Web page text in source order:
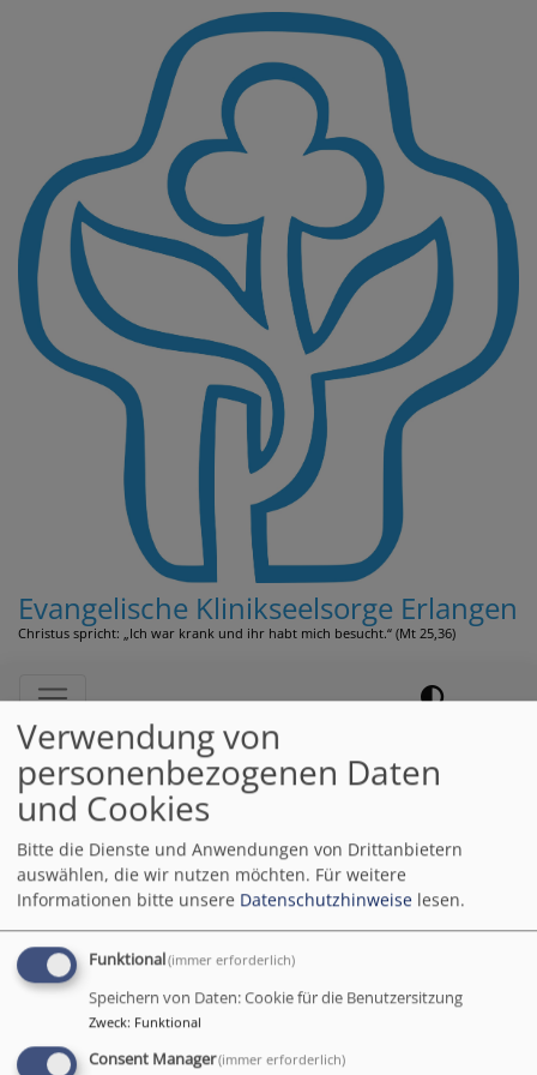
Evangelische Klinikseelsorge Erlangen
Christus spricht: „Ich war krank und ihr habt mich besucht.“ (Mt 25,36)
Hauptnavigation
Startseite Ausbildungskurs auf der Zielgeraden
Ausbildungskurs auf
der Zielgeraden
Am 25. und 26. Juli geht der Ausbildungskurs
Ehrenamtliche Klinikseelsorge 2025 in die Zielgerade.
Verwendung von
personenbezogenen Daten
und Cookies
Bitte die Dienste und Anwendungen von Drittanbietern
auswählen, die wir nutzen möchten. Für weitere
Informationen bitte unsere Datenschutzhinweise lesen.
Funktional(immer erforderlich)
Speichern von Daten: Cookie für die Benutzersitzung
Zweck: Funktional
Consent Manager(immer erforderlich)